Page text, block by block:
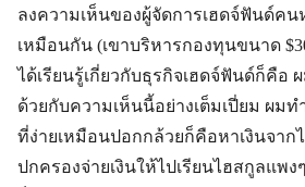
ลงความเห็นของผู้จัดการเฮดจ์ฟันด์ค
เหมือนกัน (เขาบริหารกองทุนขนาด
ได้เรียนรู้เกี่ยวกับธุรกิจเฮดจ์ฟันด์ก็คือ
ด้วยกับความเห็นนี้อย่างเต็มเปี่ยม ผมท
ที่ง่ายเหมือนปอกกล้วยก็คือหาเงินจาก
ปกครองจ่ายเงินให้ไปเรียนไฮสกูลแพง